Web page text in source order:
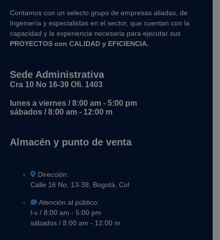
Contamos con un selecto grupo de empresas aliadas, de
Ingeniería y especialistas en el sector, que cuentan con la
capacidad y la experiencia necesaria para ejecutar sus
PROYECTOS con CALIDAD y EFICIENCIA.
Sede Administrativa
Cra 10 No 16-39 Ofi. 1403
lunes a viernes / 8:00 am - 5:00 pm
sábados / 8:00 am - 12:00 m
Almacén y punto de venta
Dirección:
Calle 16 No. 13-38, Bogotá, Col
Atención al público:
l-v / 8:00 am - 5:00 pm
sábados / 8:00 am - 12:00 m